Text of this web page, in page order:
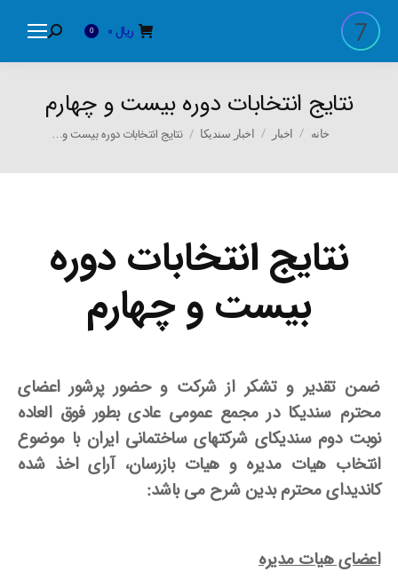
ریال 0
Search:
نتایج انتخابات دوره بیست و چهارم
You are here:
خانه اخبار اخبار سندیکا نتایج انتخابات دوره بیست و…
نتایج انتخابات دوره
بیست و چهارم
ضمن تقدیر و تشکر از شرکت و حضور پرشور اعضای
محترم سندیکا در مجمع عمومی عادی بطور فوق العاده
نوبت دوم سندیکای شرکتهای ساختمانی ایران با موضوع
انتخاب هیات مدیره و هیات بازرسان، آرای اخذ شده
کاندیدای محترم بدین شرح می باشد:
اعضای هیات مدیره